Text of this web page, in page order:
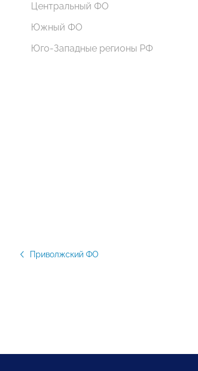
Центральный ФО
Южный ФО
Юго-Западные регионы РФ
Приволжский ФО